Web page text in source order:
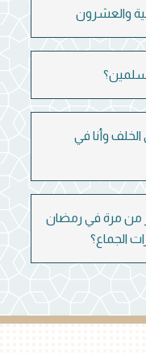
والعشرون
وأنا في
من مرة في رمضان
الجماع؟